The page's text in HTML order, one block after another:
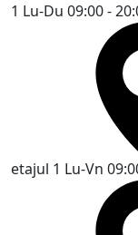
1 Lu-Du 09:00 -
etajul 1 Lu-Vn